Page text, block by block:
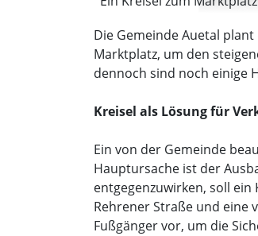
Die Gemeinde Auetal
Marktplatz, um den
dennoch sind noch einige
Kreisel als Lösung für
Ein von der Gemeinde
Hauptursache ist der
entgegenzuwirken, soll
Rehrener Straße und eine
Fußgänger vor, um die